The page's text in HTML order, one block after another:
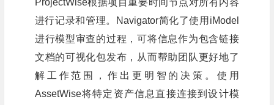
ProjectWise根据项目重要时间节点对所有内容
进行记录和管理。Navigator简化了使用iModel
进行模型审查的过程，可将信息作为包含链接
文档的可视化包发布，从而帮助团队更好地了
解工作范围，作出更明智的决策。使用
AssetWise将特定资产信息直接连接到设计模